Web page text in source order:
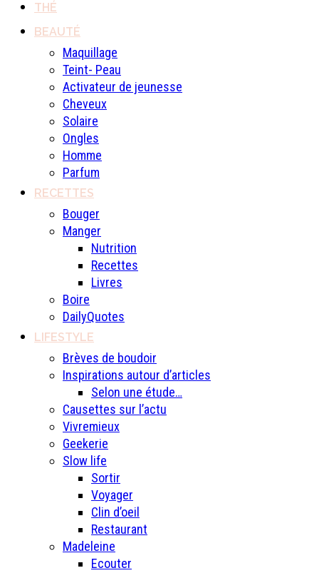
THÉ
BEAUTÉ
Maquillage
Teint- Peau
Activateur de jeunesse
Cheveux
Solaire
Ongles
Homme
Parfum
RECETTES
Bouger
Manger
Nutrition
Recettes
Livres
Boire
DailyQuotes
LIFESTYLE
Brèves de boudoir
Inspirations autour d’articles
Selon une étude…
Causettes sur l’actu
Vivremieux
Geekerie
Slow life
Sortir
Voyager
Clin d’oeil
Restaurant
Madeleine
Ecouter